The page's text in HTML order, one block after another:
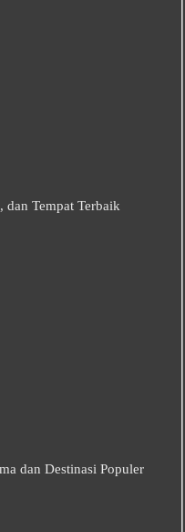
dan Tempat Terbaik
dan Destinasi Populer